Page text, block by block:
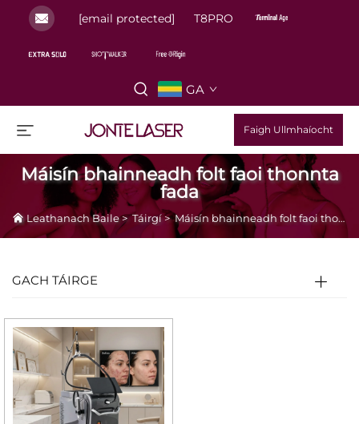
[email protected] T8PRO
GA
Faigh Ullmhaíocht
Máisín bhainneadh folt faoi thonnta
fada
Leathanach Baile>Táirgí>Máisín bhainneadh folt faoi thonnta fada
GACH TÁIRGE